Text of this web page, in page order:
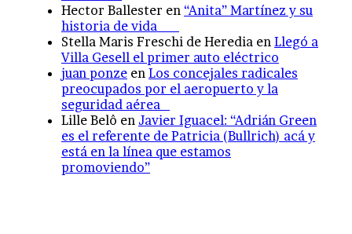
Hector Ballester en “Anita” Martínez y su
historia de vida
Stella Maris Freschi de Heredia en Llegó a
Villa Gesell el primer auto eléctrico
juan ponze en Los concejales radicales
preocupados por el aeropuerto y la
seguridad aérea
Lille Belô en Javier Iguacel: “Adrián Green
es el referente de Patricia (Bullrich) acá y
está en la línea que estamos
promoviendo”